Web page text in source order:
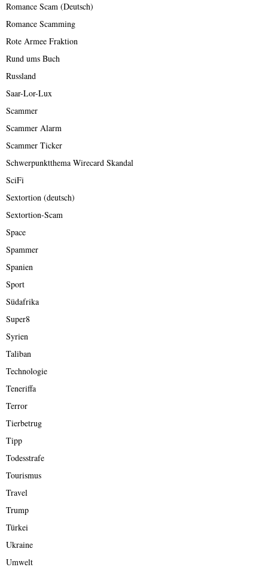
Romance Scam (Deutsch)
Romance Scamming
Rote Armee Fraktion
Rund ums Buch
Russland
Saar-Lor-Lux
Scammer
Scammer Alarm
Scammer Ticker
Schwerpunktthema Wirecard Skandal
SciFi
Sextortion (deutsch)
Sextortion-Scam
Space
Spammer
Spanien
Sport
Südafrika
Super8
Syrien
Taliban
Technologie
Teneriffa
Terror
Tierbetrug
Tipp
Todesstrafe
Tourismus
Travel
Trump
Türkei
Ukraine
Umwelt